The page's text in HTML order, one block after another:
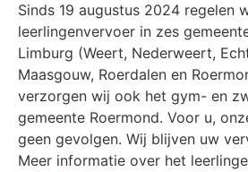
Sinds 19 augustus 2024 regelen
leerlingenvervoer in zes
Limburg (Weert, Nederweert,
Maasgouw, Roerdalen en
verzorgen wij ook het gym- en
gemeente Roermond. Voor u,
geen gevolgen. Wij blijven uw
Meer informatie over het